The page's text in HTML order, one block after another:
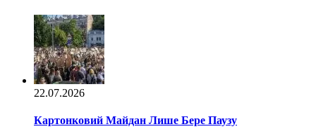
22.07.2026
Картонковий Майдан Лише Бере Паузу